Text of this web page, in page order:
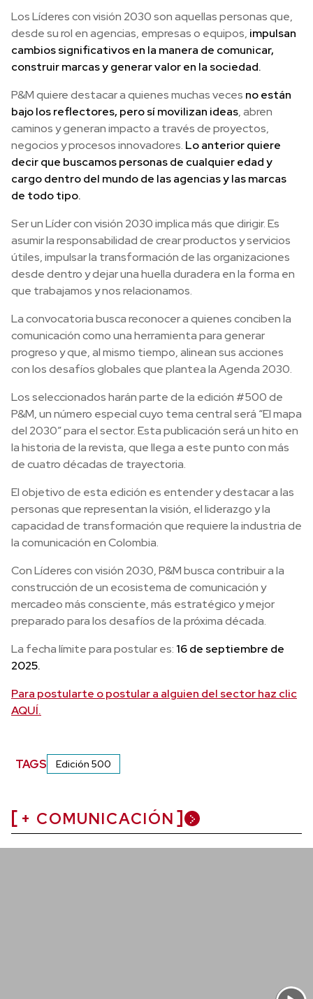
Los Líderes con visión 2030 son aquellas personas que,
desde su rol en agencias, empresas o equipos, impulsan
cambios significativos en la manera de comunicar,
construir marcas y generar valor en la sociedad.
P&M quiere destacar a quienes muchas veces no están
bajo los reflectores, pero sí movilizan ideas, abren
caminos y generan impacto a través de proyectos,
negocios y procesos innovadores. Lo anterior quiere
decir que buscamos personas de cualquier edad y
cargo dentro del mundo de las agencias y las marcas
de todo tipo.
Ser un Líder con visión 2030 implica más que dirigir. Es
asumir la responsabilidad de crear productos y servicios
útiles, impulsar la transformación de las organizaciones
desde dentro y dejar una huella duradera en la forma en
que trabajamos y nos relacionamos.
La convocatoria busca reconocer a quienes conciben la
comunicación como una herramienta para generar
progreso y que, al mismo tiempo, alinean sus acciones
con los desafíos globales que plantea la Agenda 2030.
Los seleccionados harán parte de la edición #500 de
P&M, un número especial cuyo tema central será “El mapa
del 2030” para el sector. Esta publicación será un hito en
la historia de la revista, que llega a este punto con más
de cuatro décadas de trayectoria.
El objetivo de esta edición es entender y destacar a las
personas que representan la visión, el liderazgo y la
capacidad de transformación que requiere la industria de
la comunicación en Colombia.
Con Líderes con visión 2030, P&M busca contribuir a la
construcción de un ecosistema de comunicación y
mercadeo más consciente, más estratégico y mejor
preparado para los desafíos de la próxima década.
La fecha límite para postular es: 16 de septiembre de
2025.
Para postularte o postular a alguien del sector haz clic
AQUÍ.
TAGS Edición 500
+ COMUNICACIÓN